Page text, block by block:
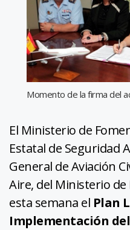
Momento de la firma del
El Ministerio de
Estatal de Seguridad
General de Aviación
Aire, del Ministerio
esta semana el Plan
Implementación